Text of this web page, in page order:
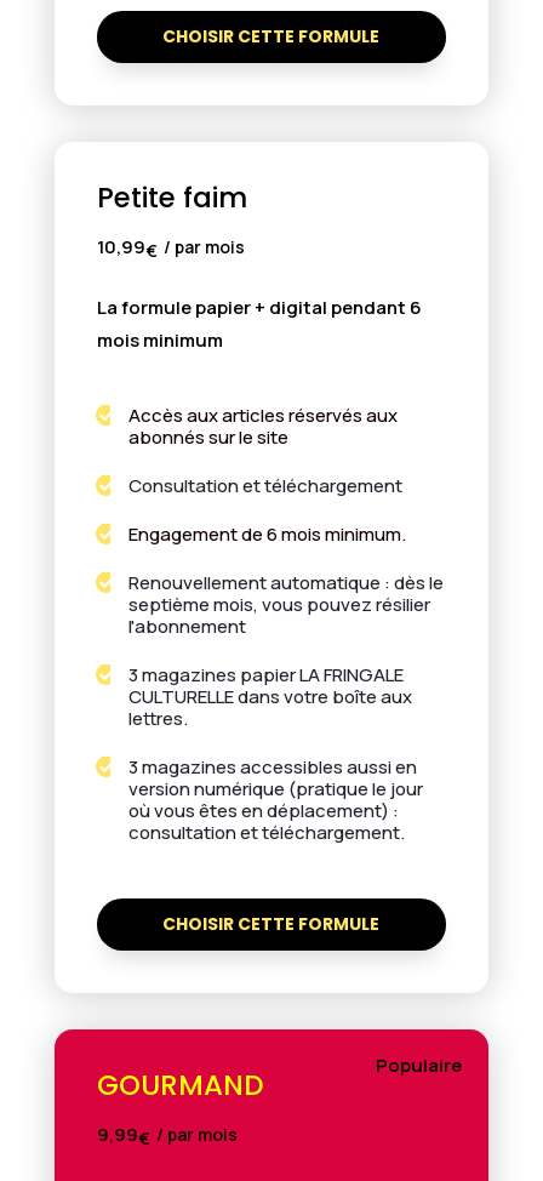
CHOISIR CETTE FORMULE
Petite faim
10,99€ / par mois
La formule papier + digital pendant 6
mois minimum

Accès aux articles réservés aux
abonnés sur le site
 Consultation et téléchargement
 Engagement de 6 mois minimum.

Renouvellement automatique : dès le
septième mois, vous pouvez résilier
l'abonnement

3 magazines papier LA FRINGALE
CULTURELLE dans votre boîte aux
lettres.

3 magazines accessibles aussi en
version numérique (pratique le jour
où vous êtes en déplacement) :
consultation et téléchargement.
CHOISIR CETTE FORMULE
Populaire
GOURMAND
9,99€ / par mois